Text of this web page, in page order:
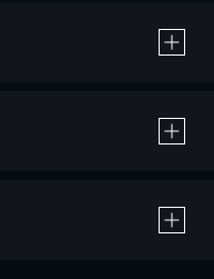
よる作品の購入 / レンタルです。